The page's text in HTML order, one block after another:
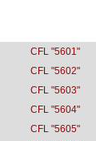
CFL "5601"
CFL "5602"
CFL "5603"
CFL "5604"
CFL "5605"